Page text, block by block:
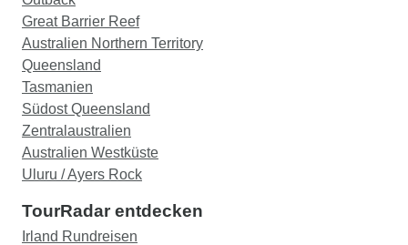
Great Barrier Reef
Australien Northern Territory
Queensland
Tasmanien
Südost Queensland
Zentralaustralien
Australien Westküste
Uluru / Ayers Rock
TourRadar entdecken
Irland Rundreisen